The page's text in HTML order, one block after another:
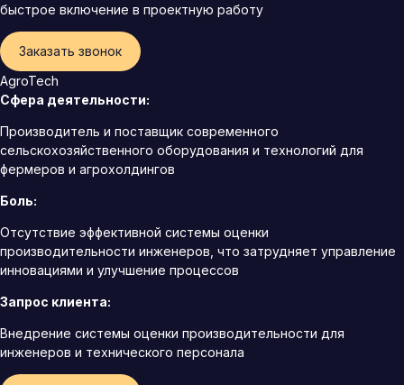
быстрое включение в проектную работу
Заказать звонок
AgroTech
Сфера деятельности:
Производитель и поставщик современного
сельскохозяйственного оборудования и технологий для
фермеров и агрохолдингов
Боль:
Отсутствие эффективной системы оценки
производительности инженеров, что затрудняет управление
инновациями и улучшение процессов
Запрос клиента:
Внедрение системы оценки производительности для
инженеров и технического персонала